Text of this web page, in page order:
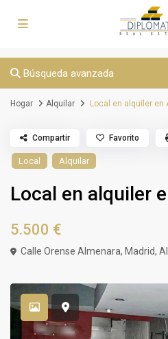
Búsqueda avanzada
Hogar Alquilar Local en alquiler en
Local Alquilar
Local en alquiler
5.500 €
Calle Orense Almenara, Madrid,
Compartir Favorito